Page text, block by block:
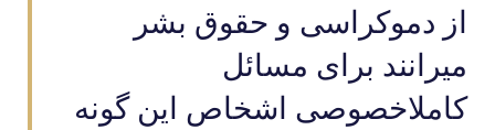
از دموکراسی و حقوق بشر
میرانند برای مسائل
کاملاخصوصی اشخاص این گونه